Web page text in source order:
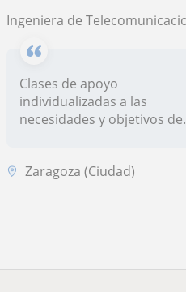
Ingeniera de Telecomunicaciones especializada en Imagen y Sonido. Me veo capacitada para dar clases a
Clases de apoyo
individualizadas a las
necesidades y objetivos de
Zaragoza (Ciudad)